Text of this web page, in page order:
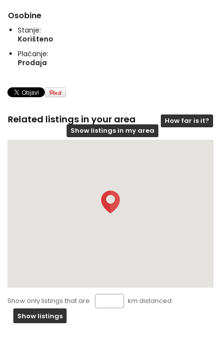
Osobine
Stanje:
Korišteno
Plaćanje:
Prodaja
Related listings in your area
How far is it?
Show listings in my area
Show only listings that are
km distanced
Show listings